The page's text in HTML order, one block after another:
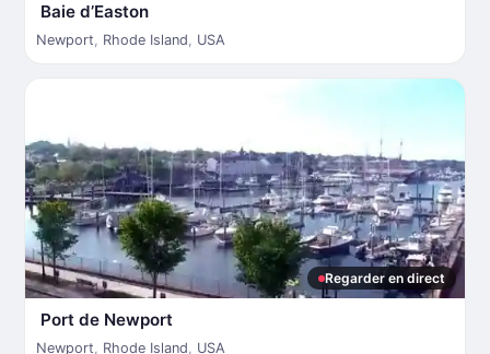
Baie d’Easton
Newport, Rhode Island, USA
Regarder en direct
Port de Newport
Newport, Rhode Island, USA